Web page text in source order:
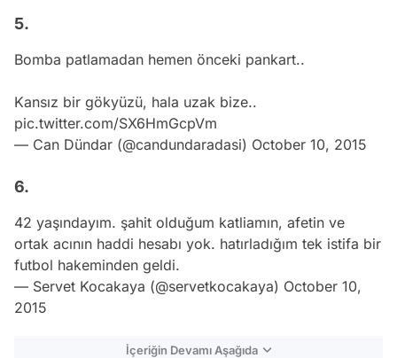
5.
Bomba patlamadan hemen önceki pankart..
Kansız bir gökyüzü, hala uzak bize..
pic.twitter.com/SX6HmGcpVm
— Can Dündar (@candundaradasi) October 10, 2015
6.
42 yaşındayım. şahit olduğum katliamın, afetin ve
ortak acının haddi hesabı yok. hatırladığım tek istifa bir
futbol hakeminden geldi.
— Servet Kocakaya (@servetkocakaya) October 10,
2015
İçeriğin Devamı Aşağıda